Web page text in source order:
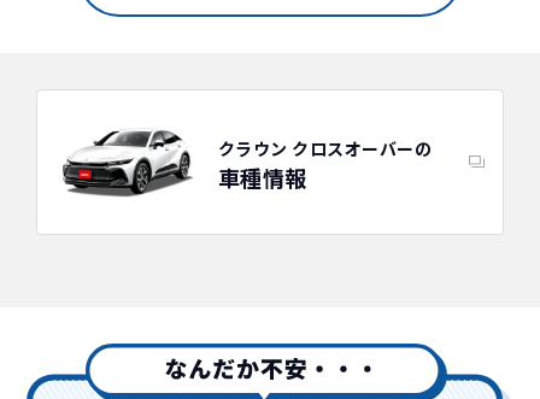
クラウン クロスオーバーの
車種情報